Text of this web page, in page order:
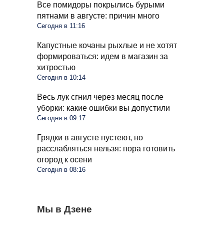
Все помидоры покрылись бурыми
пятнами в августе: причин много
Сегодня в 11:16
Капустные кочаны рыхлые и не хотят
формироваться: идем в магазин за
хитростью
Сегодня в 10:14
Весь лук сгнил через месяц после
уборки: какие ошибки вы допустили
Сегодня в 09:17
Грядки в августе пустеют, но
расслабляться нельзя: пора готовить
огород к осени
Сегодня в 08:16
Мы в Дзене
Не издевайтесь над огурцами в августе:
простой шаг и урожай ведрами
Крыжовник усох после сбора ягод: кусты
Клубнику можно успешно сажать в